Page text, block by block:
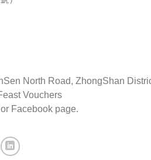
North Road, ZhongShan
Vouchers
Facebook page.